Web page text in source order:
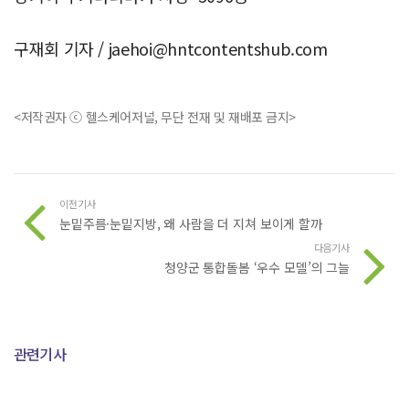
구재회 기자 / jaehoi@hntcontentshub.com
<저작권자 ⓒ 헬스케어저널, 무단 전재 및 재배포 금지>
이전기사
눈밑주름·눈밑지방, 왜 사람을 더 지쳐 보이게 할까
다음기사
청양군 통합돌봄 ‘우수 모델’의 그늘
관련기사